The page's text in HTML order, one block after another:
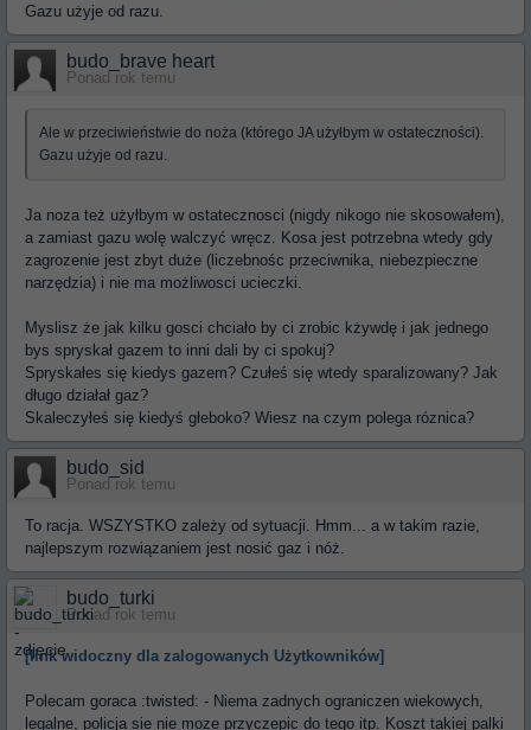
Gazu użyje od razu.
budo_brave heart
Ponad rok temu
Ale w przeciwieństwie do noża (którego JA użyłbym w ostateczności).
Gazu użyje od razu.
Ja noza też użyłbym w ostatecznosci (nigdy nikogo nie skosowałem),
a zamiast gazu wolę walczyć wręcz. Kosa jest potrzebna wtedy gdy
zagrozenie jest zbyt duże (liczebnośc przeciwnika, niebezpieczne
narzędzia) i nie ma możliwosci ucieczki.
Myslisz że jak kilku gosci chciało by ci zrobic kżywdę i jak jednego
bys spryskał gazem to inni dali by ci spokuj?
Spryskałes się kiedys gazem? Czułeś się wtedy sparalizowany? Jak
długo działał gaz?
Skaleczyłeś się kiedyś głeboko? Wiesz na czym polega róznica?
budo_sid
Ponad rok temu
To racja. WSZYSTKO zależy od sytuacji. Hmm... a w takim razie,
najlepszym rozwiązaniem jest nosić gaz i nóż.
budo_turki
Ponad rok temu
[link widoczny dla zalogowanych Użytkowników]
Polecam goraca :twisted: - Niema zadnych ograniczen wiekowych,
legalne, policja sie nie moze przyczepic do tego itp. Koszt takiej palki